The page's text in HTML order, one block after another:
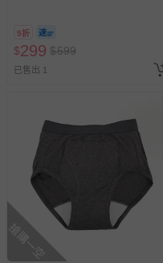
5折
$299 $599
已售出 1
搶購一空